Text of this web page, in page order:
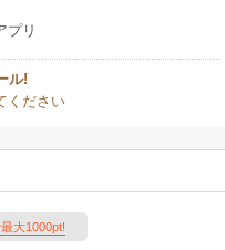
プリ
ル!
ください
大1000pt!